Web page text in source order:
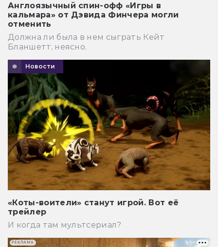
Англоязычный спин-офф «Игры в
кальмара» от Дэвида Финчера могли
отменить
Должна ли была в нем сыграть Кейт
Бланшетт, неясно.
Новости
«Коты-воители» станут игрой. Вот её
трейлер
И когда там мультсериал?
РЕКЛАМА